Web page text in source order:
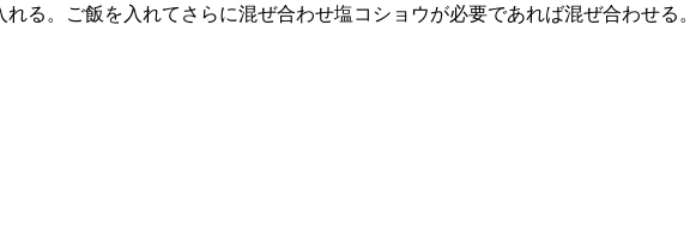
れる。ご飯を入れてさらに混ぜ合わせ塩コショウが必要であれば混ぜ合わせる。